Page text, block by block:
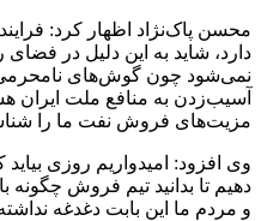
محسن پاک‌نژاد اظهار کرد:
دارد، شاید به این دلیل در
نمی‌شود چون گوش‌های نامحرمی
آسیب‌زدن به منافع ملت ایران
مزیت‌های فروش نفت ما را
وی افزود: امیدواریم روزی بیاید
دهیم تا بدانید تیم فروش چگونه
و مردم ما این بابت دغدغه